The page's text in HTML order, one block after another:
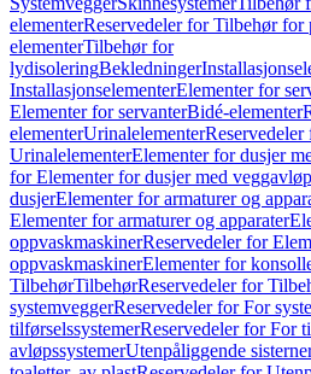
elementerReservedeler for Tilbehør for
elementerTilbehør for
lydisoleringBekledninger
InstallasjonselementerElementer for
Elementer for servanterBidé-elementer
elementerUrinalelementerReservedeler
UrinalelementerElementer for dusjer
for Elementer for dusjer med veggavløp
dusjerElementer for armaturer og
Elementer for armaturer og apparater
oppvaskmaskinerReservedeler for
oppvaskmaskinerElementer for
TilbehørTilbehørReservedeler for
systemveggerReservedeler for For
tilførselssystemerReservedeler for For
avløpssystemerUtenpåliggende